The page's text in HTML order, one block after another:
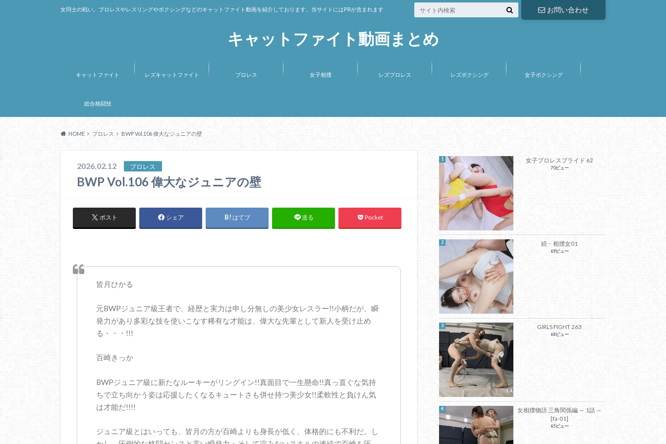
キャットファイト動画まとめ
女同士の戦い。プロレスやレスリングやボクシングなどのキャットファイト動画を紹介しております。当サイトにはPRが含まれます お問い合わせ
キャットファイト レズキャットファイト プロレス 女子相撲 レズプロレス レズボクシング 女子ボクシング
総合格闘技
HOME プロレス BWP Vol.106 偉大なジュニアの壁
2026.02.12 プロレス
BWP Vol.106 偉大なジュニアの壁
ポスト シェア はてブ 送る Pocket
皆月ひかる
元BWPジュニア級王者で、経歴と実力は申し分無しの美少女レスラー!!小柄だが、瞬
発力があり多彩な技を使いこなす稀有な才能は、偉大な先輩として新人を受け止め
る・・・!!!
百崎きっか
BWPジュニア級に新たなルーキーがリングイン!!真面目で一生懸命!!真っ直ぐな気持
ちで立ち向かう姿は応援したくなるキュートさも併せ持つ美少女!!柔軟性と負けん気
は才能だ!!!!
ジュニア級とはいっても、皆月の方が百崎よりも身長が低く、体格的にも不利だ。し
女子プロレスプライド 62
70ビュー
続・相撲女01
69ビュー
GIRLS FIGHT 263
68ビュー
女相撲物語 三角関係編 ～ 1話 ～
[fa-01]
65ビュー